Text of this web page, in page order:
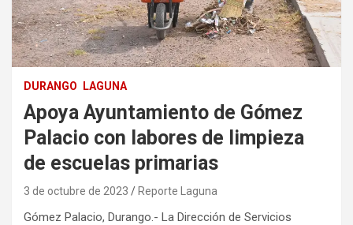
DURANGO LAGUNA
Apoya Ayuntamiento de Gómez
Palacio con labores de limpieza
de escuelas primarias
3 de octubre de 2023 Reporte Laguna
Gómez Palacio, Durango.- La Dirección de Servicios